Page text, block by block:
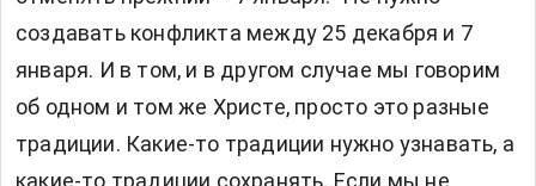
создавать конфликта между 25 декабря и 7
января. И в том, и в другом случае мы говорим
об одном и том же Христе, просто это разные
традиции. Какие-то традиции нужно узнавать, а